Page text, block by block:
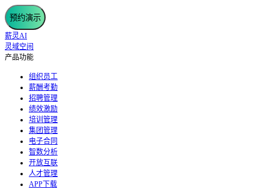
预约演示
薪灵AI
灵域空间
产品功能
组织员工
薪酬考勤
招聘管理
绩效激励
培训管理
集团管理
电子合同
智数分析
开放互联
人才管理
APP下载